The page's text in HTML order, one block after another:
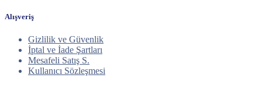
Alışveriş
Gizlilik ve Güvenlik
İptal ve İade Şartları
Mesafeli Satış S.
Kullanıcı Sözleşmesi